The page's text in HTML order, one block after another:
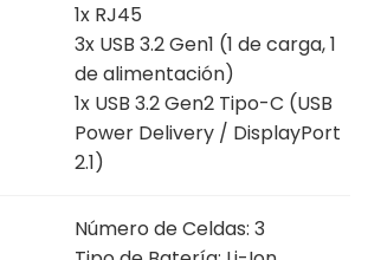
1x RJ45
3x USB 3.2 Gen1 (1 de carga, 1
de alimentación)
1x USB 3.2 Gen2 Tipo-C (USB
Power Delivery / DisplayPort
2.1)
Número de Celdas: 3